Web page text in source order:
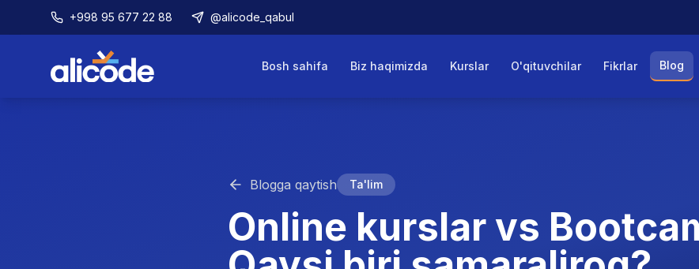
+998 95 677 22 88 @alicode_qabul
Bosh sahifa Biz haqimizda Kurslar O'qituvchilar Fikrlar Blog
Blogga qaytish Ta'lim
Online kurslar vs